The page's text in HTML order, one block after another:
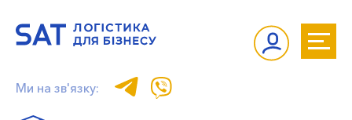
Ми на зв'язку: